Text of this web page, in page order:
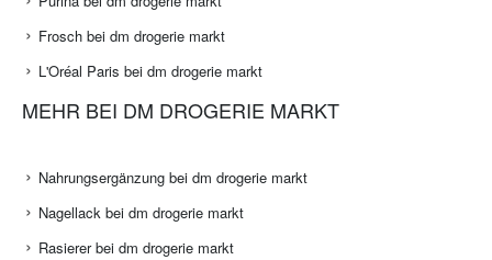
Frosch bei dm drogerie markt
L'Oréal Paris bei dm drogerie markt
MEHR BEI DM DROGERIE MARKT
Nahrungsergänzung bei dm drogerie markt
Nagellack bei dm drogerie markt
Rasierer bei dm drogerie markt